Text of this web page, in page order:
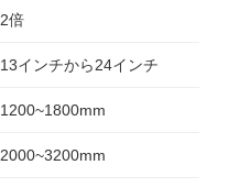
2倍
13インチから24インチ
1200~1800mm
2000~3200mm